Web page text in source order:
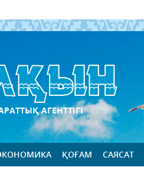
АГЕНТТІГІ
ҚОҒАМ САЯСАТ